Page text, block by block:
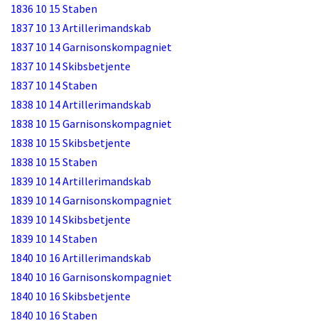
1836 10 15 Staben
1837 10 13 Artillerimandskab
1837 10 14 Garnisonskompagniet
1837 10 14 Skibsbetjente
1837 10 14 Staben
1838 10 14 Artillerimandskab
1838 10 15 Garnisonskompagniet
1838 10 15 Skibsbetjente
1838 10 15 Staben
1839 10 14 Artillerimandskab
1839 10 14 Garnisonskompagniet
1839 10 14 Skibsbetjente
1839 10 14 Staben
1840 10 16 Artillerimandskab
1840 10 16 Garnisonskompagniet
1840 10 16 Skibsbetjente
1840 10 16 Staben